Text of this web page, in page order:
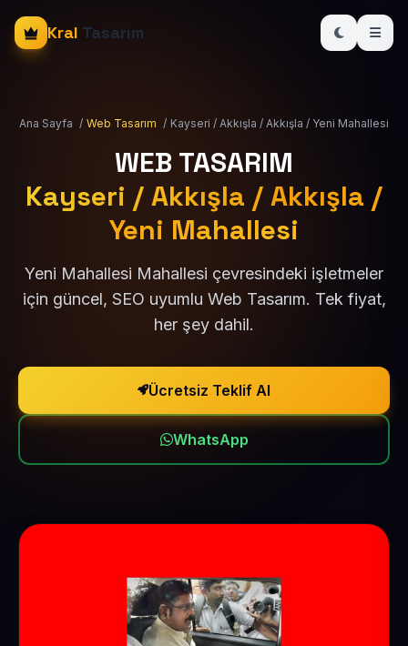
Kral Tasarım
Ana Sayfa / Web Tasarım / Kayseri / Akkışla / Akkışla / Yeni Mahallesi
WEB TASARIM
Kayseri / Akkışla / Akkışla /
Yeni Mahallesi
Yeni Mahallesi Mahallesi çevresindeki işletmeler
için güncel, SEO uyumlu Web Tasarım. Tek fiyat,
her şey dahil.
Ücretsiz Teklif Al
WhatsApp